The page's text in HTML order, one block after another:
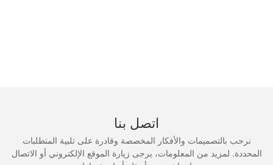
اتصل بنا
نرحب بالتصميمات والأفكار المخصصة وقادرة على تلبية المتطلبات
المحددة. لمزيد من المعلومات، يرجى زيارة الموقع الإلكتروني أو الاتصال